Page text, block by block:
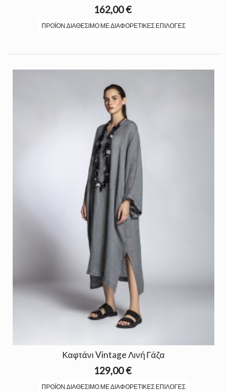
162,00 €
ΠΡΟΪΌΝ ΔΙΑΘΈΣΙΜΟ ΜΕ ΔΙΑΦΟΡΕΤΙΚΈΣ ΕΠΙΛΟΓΈΣ
Καφτάνι Vintage Λινή Γάζα
129,00 €
ΠΡΟΪΌΝ ΔΙΑΘΈΣΙΜΟ ΜΕ ΔΙΑΦΟΡΕΤΙΚΈΣ ΕΠΙΛΟΓΈΣ